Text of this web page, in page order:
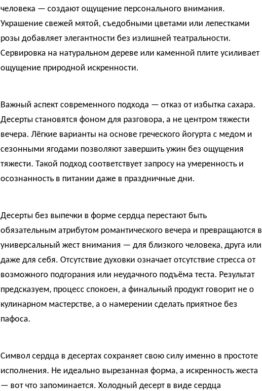
человека — создают ощущение персонального внимания.
Украшение свежей мятой, съедобными цветами или лепестками
розы добавляет элегантности без излишней театральности.
Сервировка на натуральном дереве или каменной плите усиливает
ощущение природной искренности.
Важный аспект современного подхода — отказ от избытка сахара.
Десерты становятся фоном для разговора, а не центром тяжести
вечера. Лёгкие варианты на основе греческого йогурта с медом и
сезонными ягодами позволяют завершить ужин без ощущения
тяжести. Такой подход соответствует запросу на умеренность и
осознанность в питании даже в праздничные дни.
Десерты без выпечки в форме сердца перестают быть
обязательным атрибутом романтического вечера и превращаются в
универсальный жест внимания — для близкого человека, друга или
даже для себя. Отсутствие духовки означает отсутствие стресса от
возможного подгорания или неудачного подъёма теста. Результат
предсказуем, процесс спокоен, а финальный продукт говорит не о
кулинарном мастерстве, а о намерении сделать приятное без
пафоса.
Символ сердца в десертах сохраняет свою силу именно в простоте
исполнения. Не идеально вырезанная форма, а искренность жеста
— вот что запоминается. Холодный десерт в виде сердца